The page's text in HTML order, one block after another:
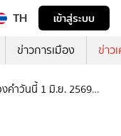
TH
เข้าสู่ระบบ
ข่าวการเมือง ข่าว
คำวันนี้ 1 มิ.ย. 2569
บาท